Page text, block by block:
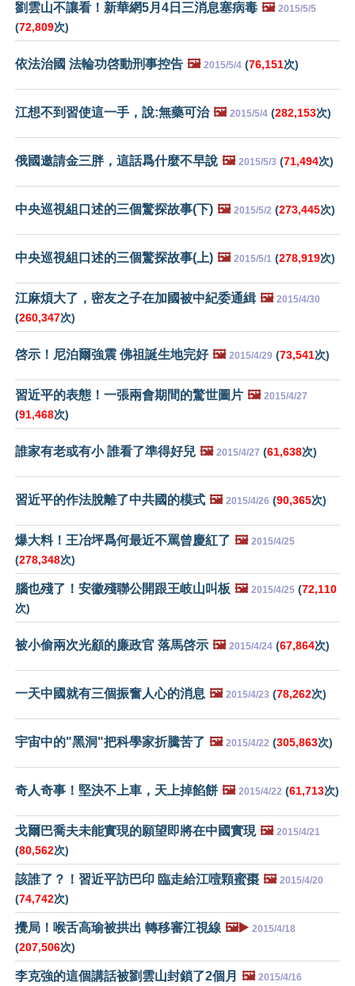
劉雲山不讓看！新華網5月4日三消息塞病毒 🖼️ 2015/5/5
(72,809次)
依法治國 法輪功啓動刑事控告 🖼️ 2015/5/4 (76,151次)
江想不到習使這一手，說:無藥可治 🖼️ 2015/5/4 (282,153次)
俄國邀請金三胖，這話爲什麼不早說 🖼️ 2015/5/3 (71,494次)
中央巡視組口述的三個驚探故事(下) 🖼️ 2015/5/2 (273,445次)
中央巡視組口述的三個驚探故事(上) 🖼️ 2015/5/1 (278,919次)
江麻煩大了，密友之子在加國被中紀委通緝 🖼️ 2015/4/30
(260,347次)
啓示！尼泊爾強震 佛祖誕生地完好 🖼️ 2015/4/29 (73,541次)
習近平的表態！一張兩會期間的驚世圖片 🖼️ 2015/4/27
(91,468次)
誰家有老或有小 誰看了準得好兒 🖼️ 2015/4/27 (61,638次)
習近平的作法脫離了中共國的模式 🖼️ 2015/4/26 (90,365次)
爆大料！王冶坪爲何最近不罵曾慶紅了 🖼️ 2015/4/25
(278,348次)
腦也殘了！安徽殘聯公開跟王岐山叫板 🖼️ 2015/4/25 (72,110
次)
被小偷兩次光顧的廉政官 落馬啓示 🖼️ 2015/4/24 (67,864次)
一天中國就有三個振奮人心的消息 🖼️ 2015/4/23 (78,262次)
宇宙中的"黑洞"把科學家折騰苦了 🖼️ 2015/4/22 (305,863次)
奇人奇事！堅決不上車，天上掉餡餅 🖼️ 2015/4/22 (61,713次)
戈爾巴喬夫未能實現的願望即將在中國實現 🖼️ 2015/4/21
(80,562次)
該誰了？！習近平訪巴印 臨走給江噎顆蜜棗 🖼️ 2015/4/20
(74,742次)
攪局！喉舌高瑜被拱出 轉移審江視線 🖼️▶️ 2015/4/18
(207,506次)
李克強的這個講話被劉雲山封鎖了2個月 🖼️ 2015/4/16